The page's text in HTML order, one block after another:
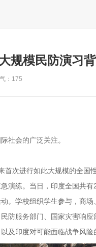
规模民防演习
：175
社会的广泛关注。
次进行如此大规模的全国
演练。当日，印度全国共有
。学校组织学生参与，商
防服务部门、国家灾害响应
及印度对可能面临战争风险